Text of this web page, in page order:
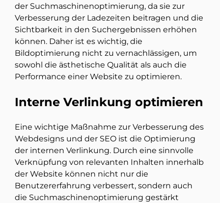
der Suchmaschinenoptimierung, da sie zur
Verbesserung der Ladezeiten beitragen und die
Sichtbarkeit in den Suchergebnissen erhöhen
können. Daher ist es wichtig, die
Bildoptimierung nicht zu vernachlässigen, um
sowohl die ästhetische Qualität als auch die
Performance einer Website zu optimieren.
Interne Verlinkung optimieren
Eine wichtige Maßnahme zur Verbesserung des
Webdesigns und der SEO ist die Optimierung
der internen Verlinkung. Durch eine sinnvolle
Verknüpfung von relevanten Inhalten innerhalb
der Website können nicht nur die
Benutzererfahrung verbessert, sondern auch
die Suchmaschinenoptimierung gestärkt